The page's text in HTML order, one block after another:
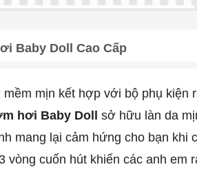
Baby Doll Cao Cấp
mịn kết hợp với bộ phụ
hơi Baby Doll
sở hữu làn da
mang lại cảm hứng cho bạn khi
vòng cuốn hút khiến các anh